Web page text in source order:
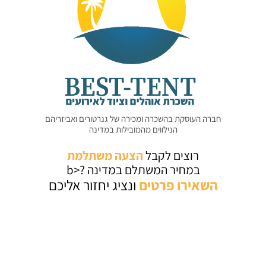
חברה העוסקת בהשכרה ומכירה של גנרטורים ואביזריהם
הנילווים מהמובילות במדינה
רוצים לקבלהצעה משתלמת
במחיר המשתלם במדינה ?<b
השאירו פרטים ונציג יחזור אליכם